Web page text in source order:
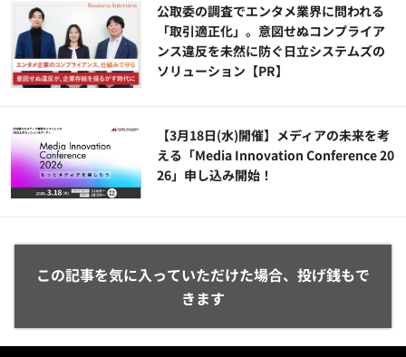
公​​取委の調査でエンタメ業界に問われる
「取引適正化」。意図せぬコンプライア
ンス違反を未然に防ぐ日立システムズの
ソリューション​【PR】
【3月18日(水)開催】メディアの未来を考
える「Media Innovation Conference 20
26」申し込み開始！
この記事を気に入っていただけた場合、投げ銭もで
きます